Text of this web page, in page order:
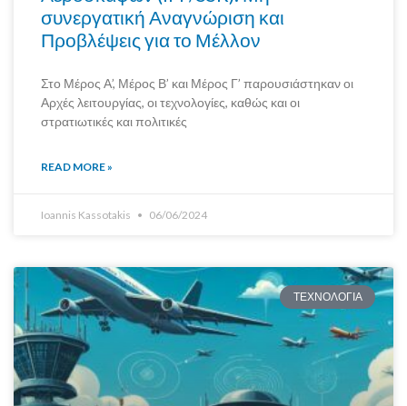
συνεργατική Αναγνώριση και
Προβλέψεις για το Μέλλον
Στο Μέρος Α’, Μέρος Β’ και Μέρος Γ’ παρουσιάστηκαν οι
Αρχές λειτουργίας, οι τεχνολογίες, καθώς και οι
στρατιωτικές και πολιτικές
READ MORE »
Ioannis Kassotakis 06/06/2024
ΤΕΧΝΟΛΟΓΙΑ